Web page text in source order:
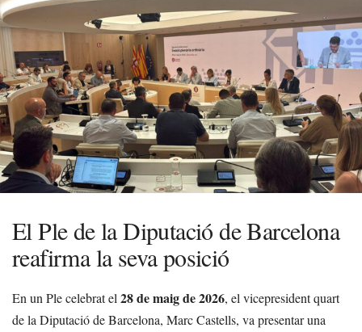
El Ple de la Diputació de Barcelona
reafirma la seva posició
En un Ple celebrat el 28 de maig de 2026, el vicepresident quart
de la Diputació de Barcelona, Marc Castells, va presentar una